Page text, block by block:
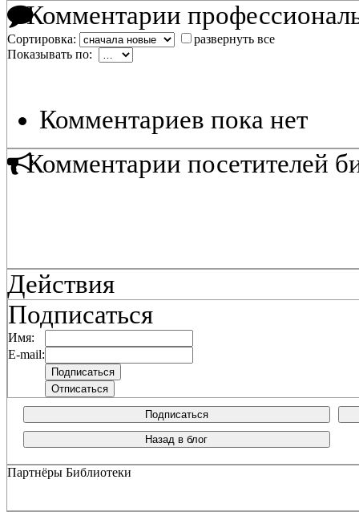
Комментарии
Сортировка:
развернуть все
Показывать по:
Комментариев пока нет
Комментарии посетителей
Действия
Подписаться
Имя:
E-mail:
Подписаться
Назад в блог
Партнёры Библиотеки